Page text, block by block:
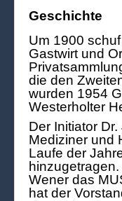
Geschichte
Um 1900
Gastwirt und
die den
wurden 1954
Westerholter
Der Initiator
Mediziner und
Laufe der
Wener das
hat der